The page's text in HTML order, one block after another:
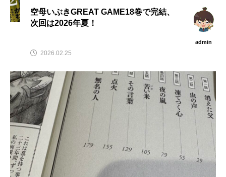
空母いぶきGREAT GAME18巻で完結、
次回は2026年夏！
admin
2026.02.25